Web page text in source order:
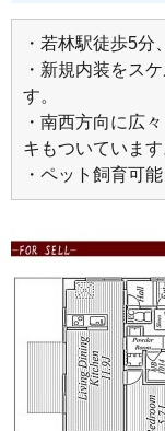
・若林駅徒歩5分
・新規内装をス
す。
・南西方向に広
キもついています
・ペット飼育可